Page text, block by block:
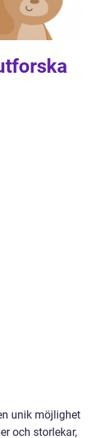
unik möjlighet
och storlekar,